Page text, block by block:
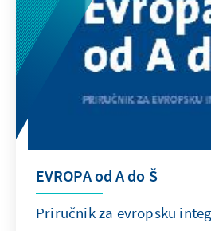
EVROPA od A do Š
Priručnik za evropsku